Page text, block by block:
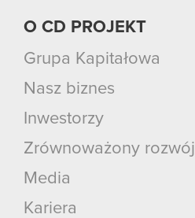
O CD PROJEKT
Grupa Kapitałowa
Nasz biznes
Inwestorzy
Zrównoważony rozwój
Media
Kariera